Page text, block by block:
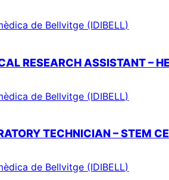
de Bellvitge (IDIBELL)
RESEARCH ASSISTANT –
de Bellvitge (IDIBELL)
TECHNICIAN – STEM
de Bellvitge (IDIBELL)